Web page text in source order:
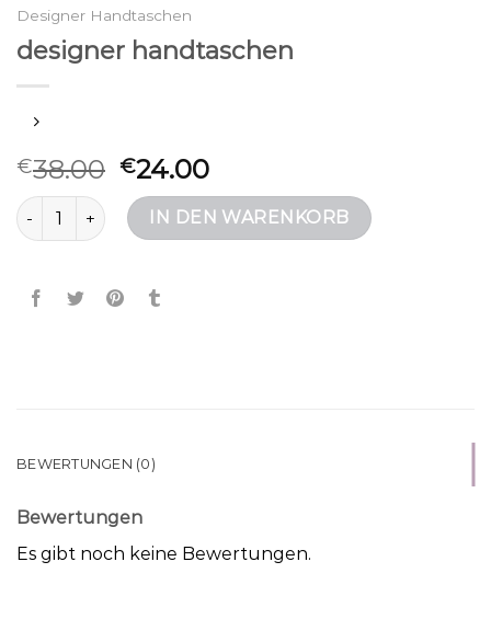
Designer Handtaschen
designer handtaschen
€38.00 €24.00
designer handtaschen Menge
IN DEN WARENKORB
BEWERTUNGEN (0)
Bewertungen
Es gibt noch keine Bewertungen.